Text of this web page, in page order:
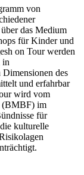
von
das Medium
für Kinder und
on Tour werden
in
des
und erfahrbar
wird vom
(BMBF) im
für
kulturelle